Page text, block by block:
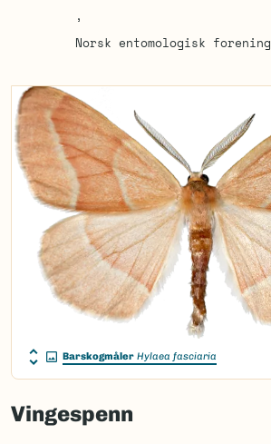
Norsk entomologisk forening
Barskogmåler Hylaea fasciaria
Vingespenn